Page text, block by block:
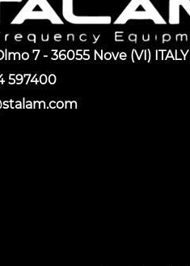
7 - 36055 Nove (VI) ITALY
597400